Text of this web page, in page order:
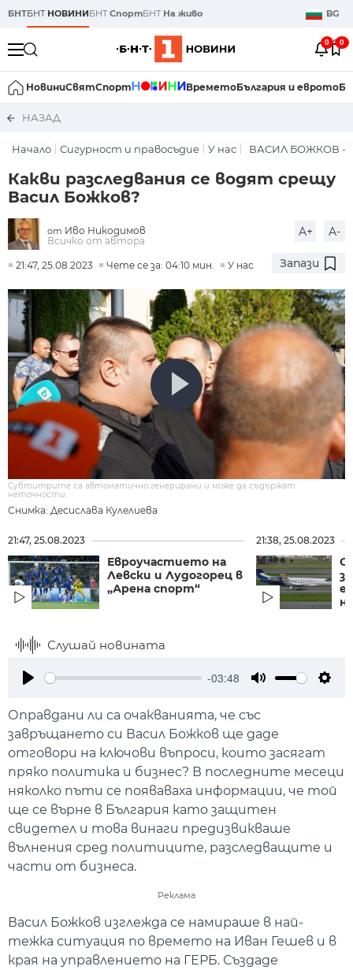
БНТБНТ НОВИНИБНТСпортБНТ На живо BG
0 0
НовиниСвятСпорт ВреметоБългария и еврото
НАЗАД
Начало Сигурност и правосъдие У нас ВАСИЛ БОЖКОВ -
Какви разследвания се водят срещу
Васил Божков?
от Иво Никодимов
Всичко от автора
A+ A-
21:47, 25.08.2023 Чете се за: 04:10 мин. У нас Запази
Снимка: Десислава Кулелиева
Субтитрите са автоматично генерирани и може да съдържат
неточности.
21:47, 25.08.2023
Евроучастието на
Левски и Лудогорец в
„Арена спорт“
21:38, 25.08.2023
Слушай новината
-03:48
Оправдани ли са очакванията, че със
завръщането си Васил Божков ще даде
отговори на ключови въпроси, които засягат
пряко политика и бизнес? В последните месеци
няколко пъти се появаваха информации, че той
ще се върне в България като защитен
свидетел и това винаги предизвикваше
вълнения сред политиците, разследващите и
части от бизнеса.
Реклама
Васил Божков изглежда се намираше в най-
тежка ситуация по времето на Иван Гешев и в
края на управлението на ГЕРБ. Създаде